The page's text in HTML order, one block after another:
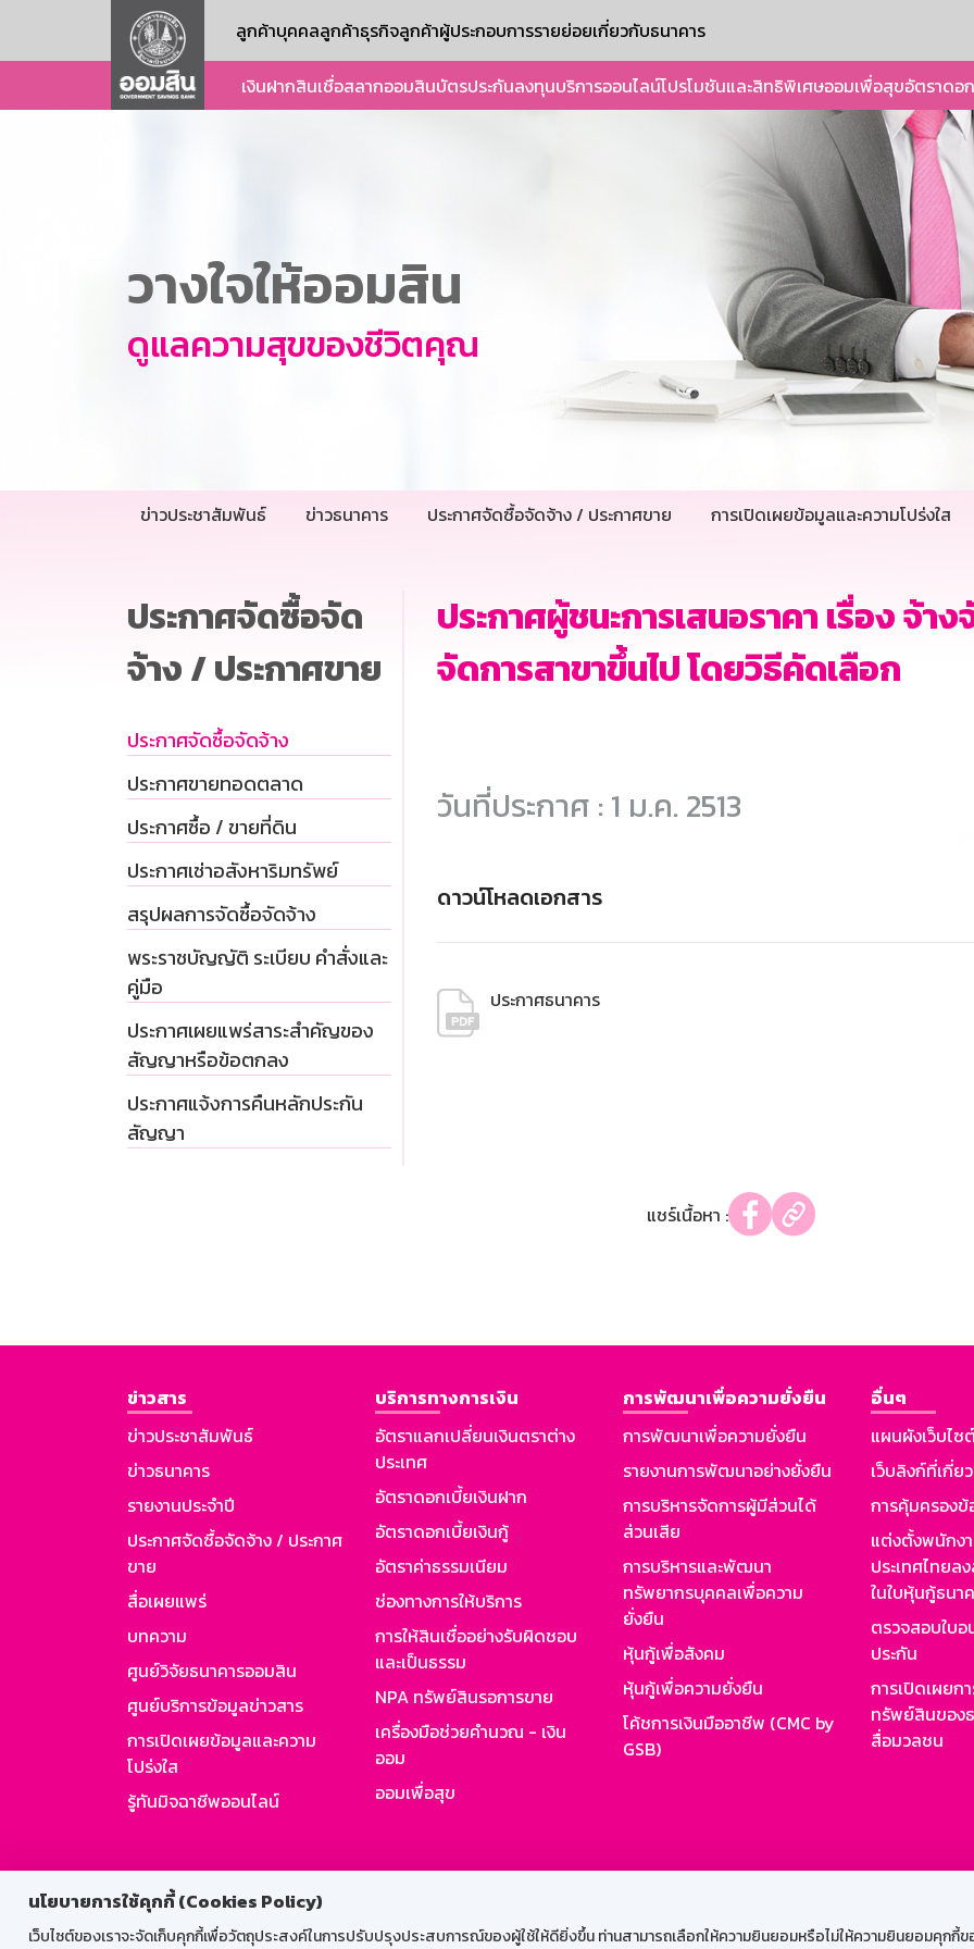
นโยบายการใช้คุกกี้ (Cookies Policy)
เว็บไซต์ของเราจะจัดเก็บคุกกี้เพื่อวัตถุประสงค์ในการปรับปรุงประสบการณ์ของผู้ใช้ให้ดียิ่งขึ้น ท่านสามารถเลือกให้ความยินยอมหรือไม่ให้ความยินยอมคุกกี้ข
ลูกค้าบุคคลลูกค้าธุรกิจลูกค้าผู้ประกอบการรายย่อยเกี่ยวกับธนาคาร
เงินฝากสินเชื่อสลากออมสินบัตรประกันลงทุนบริการออนไลน์โปรโมชันและสิทธิพิเศษออมเพื่อสุขอัตราดอ
วางใจให้ออมสิน
ดูแลความสุขของชีวิตคุณ
ข่าวประชาสัมพันธ์ ข่าวธนาคาร ประกาศจัดซื้อจัดจ้าง / ประกาศขาย การเปิดเผยข้อมูลและความโปร่งใส
ประกาศจัดซื้อจัด
จ้าง / ประกาศขาย
ประกาศจัดซื้อจัดจ้าง
ประกาศขายทอดตลาด
ประกาศซื้อ / ขายที่ดิน
ประกาศเช่าอสังหาริมทรัพย์
สรุปผลการจัดซื้อจัดจ้าง
พระราชบัญญัติ ระเบียบ คำสั่งและ
คู่มือ
ประกาศเผยแพร่สาระสำคัญของ
สัญญาหรือข้อตกลง
ประกาศแจ้งการคืนหลักประกัน
สัญญา
ประกาศผู้ชนะการเสนอราคา เรื่อง จ้า
จัดการสาขาขึ้นไป โดยวิธีคัดเลือก
วันที่ประกาศ : 1 ม.ค. 2513
ดาวน์โหลดเอกสาร
ประกาศธนาคาร
แชร์เนื้อหา :
ข่าวสาร
ข่าวประชาสัมพันธ์
ข่าวธนาคาร
รายงานประจำปี
ประกาศจัดซื้อจัดจ้าง / ประกาศ
ขาย
สื่อเผยแพร่
บทความ
ศูนย์วิจัยธนาคารออมสิน
ศูนย์บริการข้อมูลข่าวสาร
การเปิดเผยข้อมูลและความ
โปร่งใส
รู้ทันมิจฉาชีพออนไลน์
บริการทางการเงิน
อัตราแลกเปลี่ยนเงินตราต่าง
ประเทศ
อัตราดอกเบี้ยเงินฝาก
อัตราดอกเบี้ยเงินกู้
อัตราค่าธรรมเนียม
ช่องทางการให้บริการ
การให้สินเชื่ออย่างรับผิดชอบ
และเป็นธรรม
NPA ทรัพย์สินรอการขาย
เครื่องมือช่วยคำนวณ - เงิน
ออม
ออมเพื่อสุข
การพัฒนาเพื่อความยั่งยืน
การพัฒนาเพื่อความยั่งยืน
รายงานการพัฒนาอย่างยั่งยืน
การบริหารจัดการผู้มีส่วนได้
ส่วนเสีย
การบริหารและพัฒนา
ทรัพยากรบุคคลเพื่อความ
ยั่งยืน
หุ้นกู้เพื่อสังคม
หุ้นกู้เพื่อความยั่งยืน
โค้ชการเงินมืออาชีพ (CMC by
GSB)
อื่นๆ
แผนผังเว็บไซ
เว็บลิงก์ที่เกี่ย
การคุ้มครอง
แต่งตั้งพนักง
ประเทศไทยล
ในใบหุ้นกู้ธนา
ตรวจสอบใบ
ประกัน
การเปิดเผยก
ทรัพย์สินของ
สื่อมวลชน